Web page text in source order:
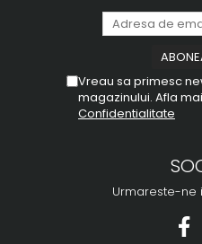
Vreau sa primesc
magazinului. Afla
Confidentialitate
Urmareste-ne